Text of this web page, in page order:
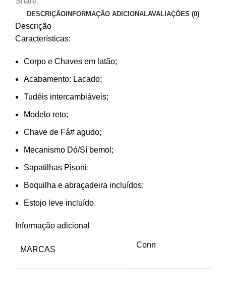
DESCRIÇÃOINFORMAÇÃO ADICIONALAVALIAÇÕES (0)
Descrição
Características:
Corpo e Chaves em latão;
Acabamento: Lacado;
Tudéis intercambiáveis;
Modelo reto;
Chave de Fá# agudo;
Mecanismo Dó/Sí bemol;
Sapatilhas Pisoni;
Boquilha e abraçadeira incluídos;
Estojo leve incluído.
Informação adicional
MARCAS
Conn